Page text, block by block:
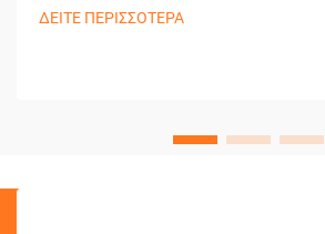
ΔΕΙΤΕ ΠΕΡΙΣΣΟΤΕΡΑ